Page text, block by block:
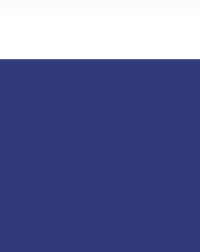
mọc cuối cùng trên